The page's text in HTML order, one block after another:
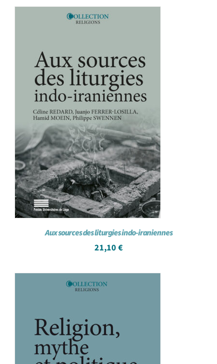
Aux sources des liturgies indo-iraniennes
21,10 €